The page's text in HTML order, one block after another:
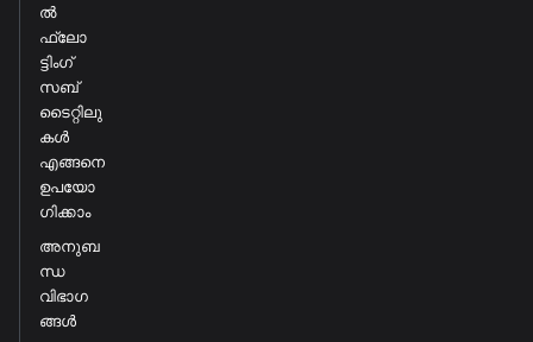
ൽ
ഫ്ലോ
ട്ടിംഗ്
സബ്‌
ടൈറ്റിലു
കൾ
എങ്ങനെ
ഉപയോ
ഗിക്കാം
അനുബ
ന്ധ
വിഭാഗ
ങ്ങൾ